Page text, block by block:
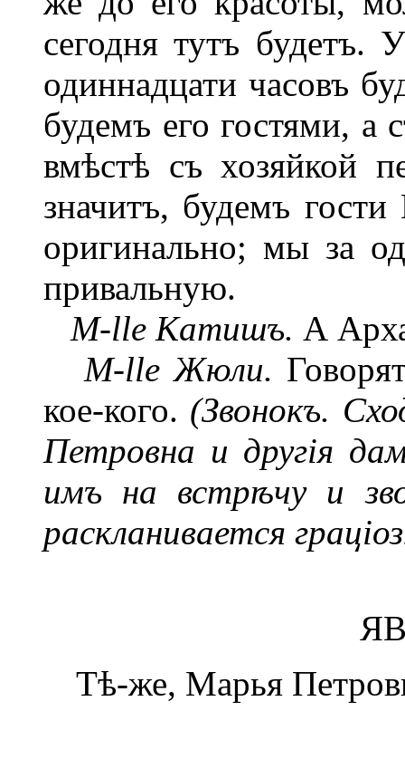
сегодня тутъ будетъ.
одиннадцати часовъ
будемъ его гостями, а
вмѣстѣ съ хозяйкой
значитъ, будемъ
оригинально; мы за
привальную.
M-lle Катишъ. А
M-lle Жюли.
кое-кого. (Звонокъ.
Петровна и другія
имъ на встрѣчу и
раскланивается
Тѣ-же, Марья